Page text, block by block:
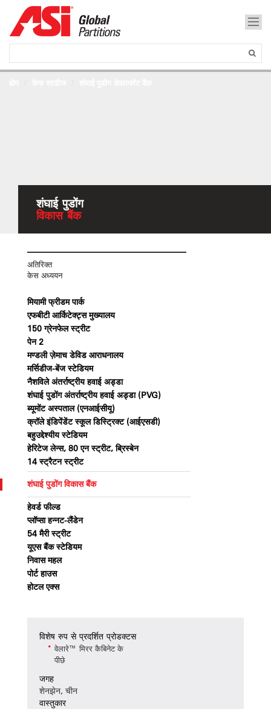
शंघाई पुडोंग
विकास बैंक
अतिरिक्त
केस अध्ययन
मियामी फ्रीडम पार्क
एफबीटी आर्किटेक्ट्स मुख्यालय
150 ग्रेनफेल स्ट्रीट
पेन 2
मण्डली ज़ेमाच डेविड आराधनालय
मर्सिडीज-बेंज स्टेडियम
नैशविले अंतर्राष्ट्रीय हवाई अड्डा
शंघाई पुडोंग अंतर्राष्ट्रीय हवाई अड्डा (PVG)
ब्यूमोंट अस्पताल (एनआईसीयू)
क्रॉले इंडिपेंडेंट स्कूल डिस्ट्रिक्ट (आईएसडी)
बहुउद्देश्यीय स्टेडियम
हेरिटेज लेन्स, 80 एन स्ट्रीट, ब्रिस्बेन
14 स्ट्रैटन स्ट्रीट
शंघाई पुडोंग विकास बैंक
हेवर्ड फील्ड
प्लॉप्सा हन्नट-लैंडेन
54 मैरी स्ट्रीट
यूएस बैंक स्टेडियम
निवास महल
पोर्ट हाउस
होटल एक्स
विशेष रुप से प्रदर्शित प्रोडक्टस
वेलारे™ मिरर कैबिनेट के
पीछे
जगह
शेनझेन, चीन
वास्तुकार